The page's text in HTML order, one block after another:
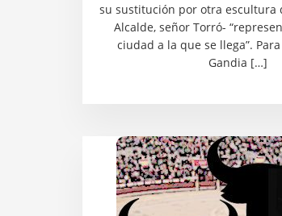
su sustitución por otra escultura
Alcalde, señor Torró-
ciudad a la que se llega”.
Gandia […]